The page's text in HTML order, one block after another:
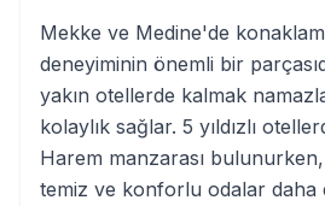
Mekke ve Medine'de
deneyiminin önemli bir
yakın otellerde kalmak
kolaylık sağlar. 5 yıldızlı
Harem manzarası bulunurken,
temiz ve konforlu odalar daha